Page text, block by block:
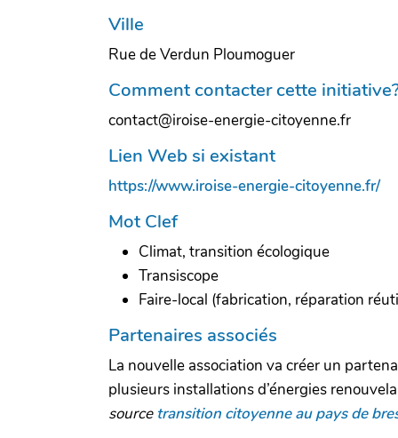
Ville
Rue de Verdun Ploumoguer
Comment contacter cette
contact@iroise-energie-citoyenne.fr
Lien Web si existant
https://www.iroise-energie-citoyenne.fr/
Mot Clef
Climat, transition écologique
Transiscope
Faire-local (fabrication, réparation
Partenaires associés
La nouvelle association va créer un
plusieurs installations d’énergies
source transition citoyenne au pays de